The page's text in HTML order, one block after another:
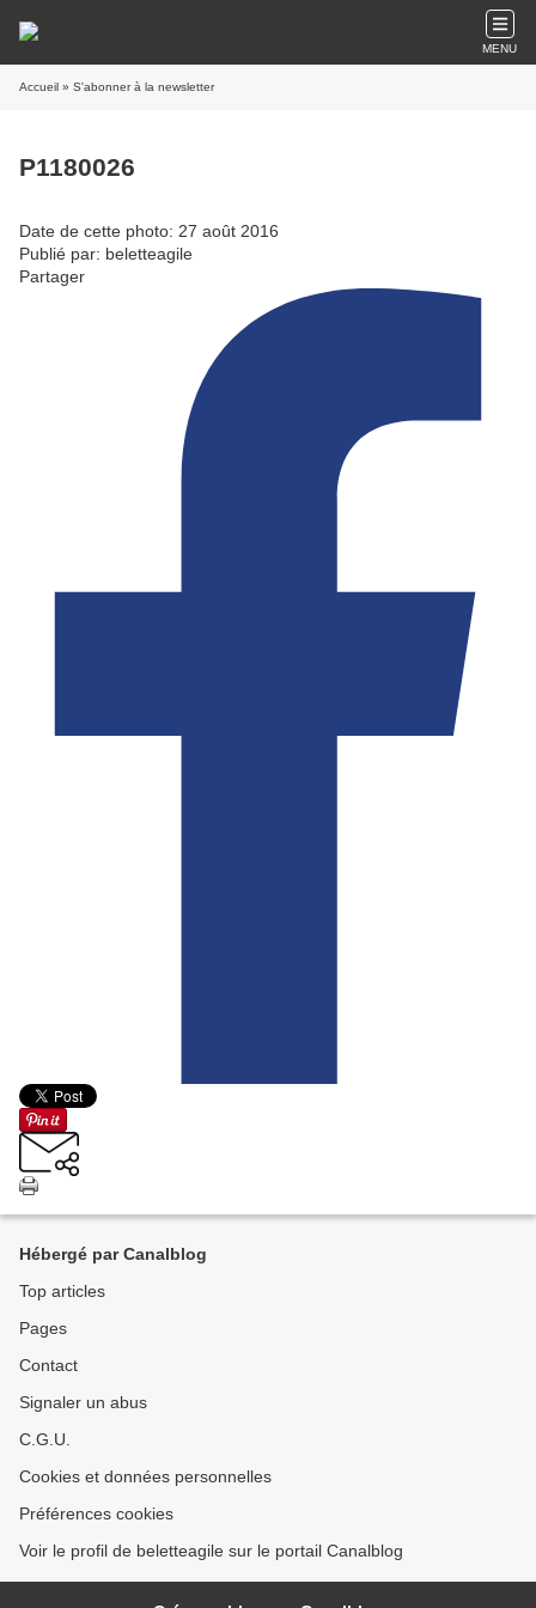
MENU
Accueil » S'abonner à la newsletter
P1180026
Date de cette photo: 27 août 2016
Publié par: beletteagile
Partager
Hébergé par Canalblog
Top articles
Pages
Contact
Signaler un abus
C.G.U.
Cookies et données personnelles
Préférences cookies
Voir le profil de beletteagile sur le portail Canalblog